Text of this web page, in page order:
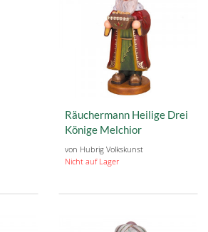
Räuchermann Heilige Drei
Könige Melchior
von Hubrig Volkskunst
Nicht auf Lager